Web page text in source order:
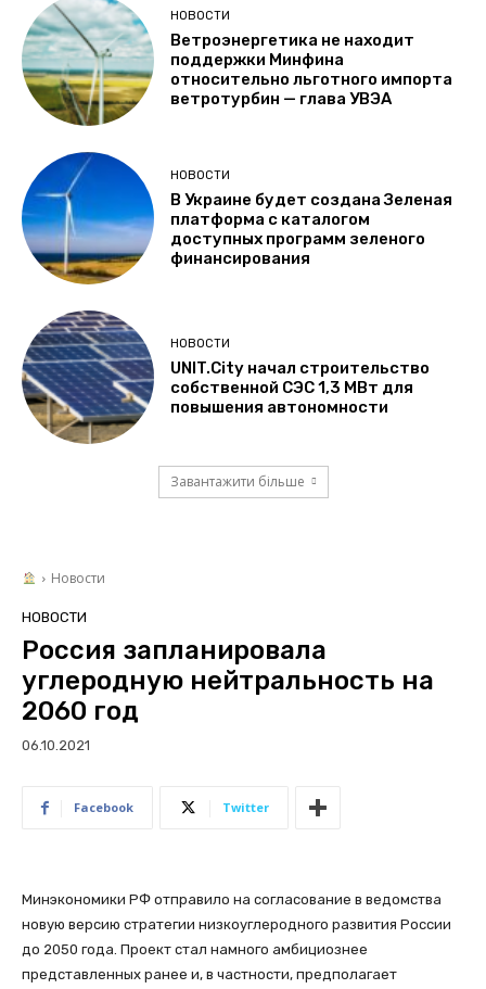
НОВОСТИ
Ветроэнергетика не находит
поддержки Минфина
относительно льготного импорта
ветротурбин — глава УВЭА
НОВОСТИ
В Украине будет создана Зеленая
платформа с каталогом
доступных программ зеленого
финансирования
НОВОСТИ
UNIT.City начал строительство
собственной СЭС 1,3 МВт для
повышения автономности
Завантажити більше